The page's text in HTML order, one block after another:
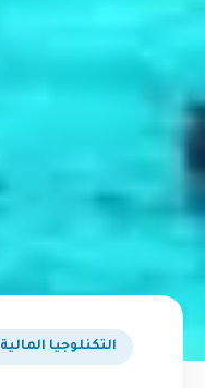
التكنلوجيا المالية Fintech